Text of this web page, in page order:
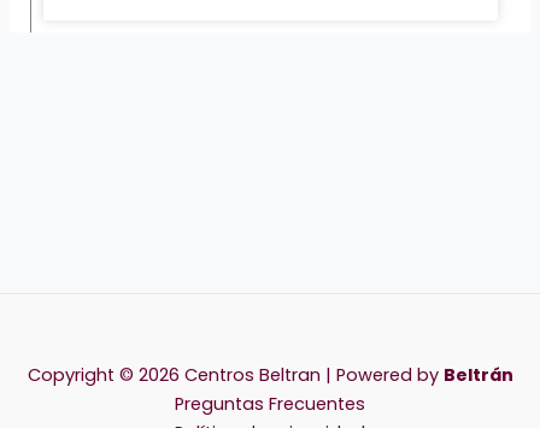
Copyright © 2026 Centros Beltran | Powered by Beltrán
Preguntas Frecuentes